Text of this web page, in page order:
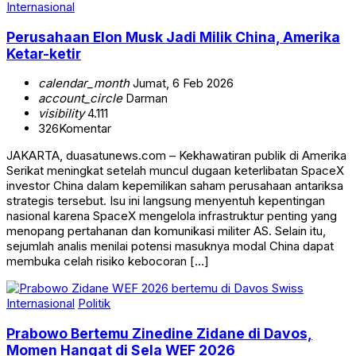
Internasional
Perusahaan Elon Musk Jadi Milik China, Amerika
Ketar-ketir
calendar_monthJumat, 6 Feb 2026
account_circleDarman
visibility4.111
326Komentar
JAKARTA, duasatunews.com – Kekhawatiran publik di Amerika
Serikat meningkat setelah muncul dugaan keterlibatan SpaceX
investor China dalam kepemilikan saham perusahaan antariksa
strategis tersebut. Isu ini langsung menyentuh kepentingan
nasional karena SpaceX mengelola infrastruktur penting yang
menopang pertahanan dan komunikasi militer AS. Selain itu,
sejumlah analis menilai potensi masuknya modal China dapat
membuka celah risiko kebocoran […]
Internasional Politik
Prabowo Bertemu Zinedine Zidane di Davos,
Momen Hangat di Sela WEF 2026